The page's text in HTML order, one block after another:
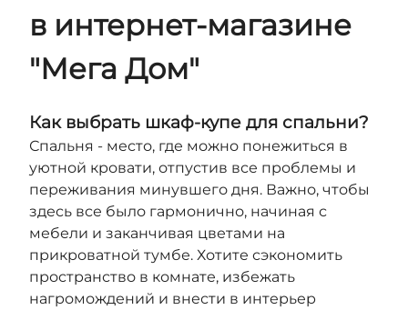
в интернет-магазине
"Мега Дом"
Как выбрать шкаф-купе для спальни?
Спальня - место, где можно понежиться в
уютной кровати, отпустив все проблемы и
переживания минувшего дня. Важно, чтобы
здесь все было гармонично, начиная с
мебели и заканчивая цветами на
прикроватной тумбе. Хотите сэкономить
пространство в комнате, избежать
нагромождений и внести в интерьер